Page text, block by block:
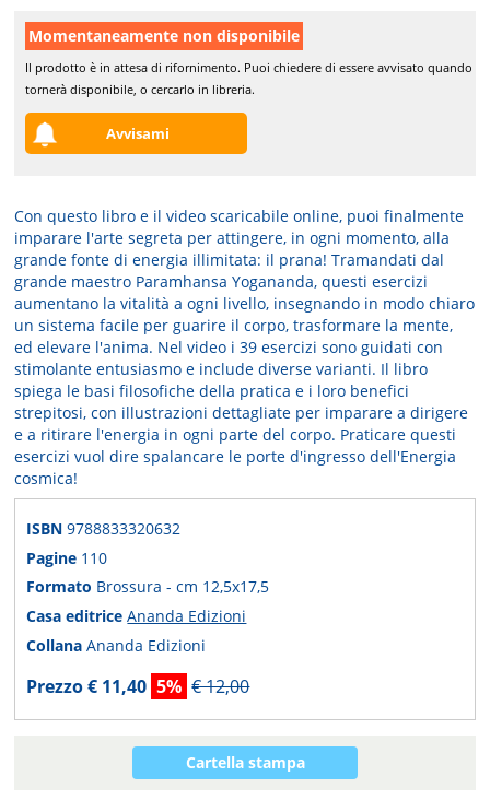
Momentaneamente non disponibile
Il prodotto è in attesa di rifornimento. Puoi chiedere di essere avvisato quando
tornerà disponibile, o cercarlo in libreria.
Avvisami
Con questo libro e il video scaricabile online, puoi finalmente
imparare l'arte segreta per attingere, in ogni momento, alla
grande fonte di energia illimitata: il prana! Tramandati dal
grande maestro Paramhansa Yogananda, questi esercizi
aumentano la vitalità a ogni livello, insegnando in modo chiaro
un sistema facile per guarire il corpo, trasformare la mente,
ed elevare l'anima. Nel video i 39 esercizi sono guidati con
stimolante entusiasmo e include diverse varianti. Il libro
spiega le basi filosofiche della pratica e i loro benefici
strepitosi, con illustrazioni dettagliate per imparare a dirigere
e a ritirare l'energia in ogni parte del corpo. Praticare questi
esercizi vuol dire spalancare le porte d'ingresso dell'Energia
cosmica!
ISBN9788833320632
Pagine 110
Formato Brossura - cm 12,5x17,5
Casa editriceAnanda Edizioni
CollanaAnanda Edizioni
Prezzo € 11,40 5% € 12,00
Cartella stampa